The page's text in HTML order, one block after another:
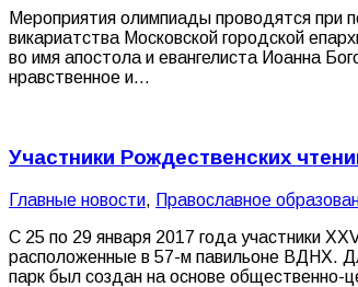
Мероприятия олимпиады проводятся при
викариатства Московской городской
во имя апостола и евангелиста Иоанна
нравственное и…
Участники Рождественских
Главные новости, Православное
С 25 по 29 января 2017 года участники
расположенные в 57-м павильоне ВДНХ.
парк был создан на основе